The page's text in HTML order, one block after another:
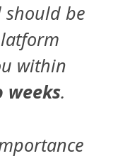
should be
within
weeks.